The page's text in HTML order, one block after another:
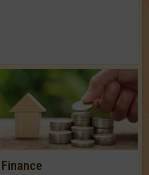
Finance